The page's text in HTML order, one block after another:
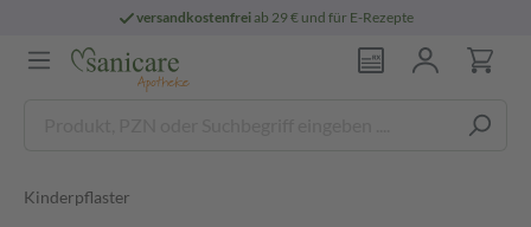
versandkostenfreiab 29 € und für E-Rezepte
Kinderpflaster